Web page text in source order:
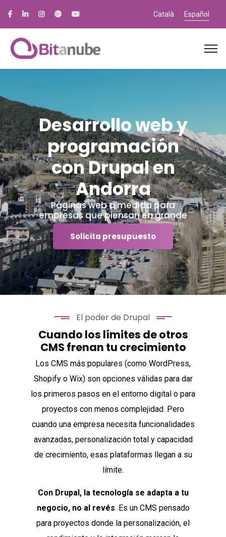
Català Español
Desarrollo web y
programación
con Drupal en
Andorra
Páginas web a medida para
empresas que piensan en grande
Solicita presupuesto
El poder de Drupal
Cuando los límites de otros
CMS frenan tu crecimiento
Los CMS más populares (como WordPress,
Shopify o Wix) son opciones válidas para dar
los primeros pasos en el entorno digital o para
proyectos con menos complejidad. Pero
cuando una empresa necesita funcionalidades
avanzadas, personalización total y capacidad
de crecimiento, esas plataformas llegan a su
límite.
Con Drupal, la tecnología se adapta a tu
negocio, no al revés. Es un CMS pensado
para proyectos donde la personalización, el